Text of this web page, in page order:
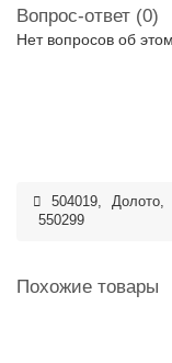
Вопрос-ответ (0)
Нет вопросов об
504019, Долото,
550299
Похожие товары